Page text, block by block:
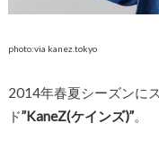
photo:via kanez.tokyo
2014年春夏シーズンに
ド”KaneZ(ケインズ)”。